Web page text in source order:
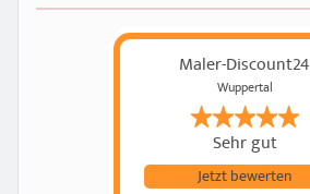
Maler-Discount24
Wuppertal
Sehr gut
Jetzt bewerten